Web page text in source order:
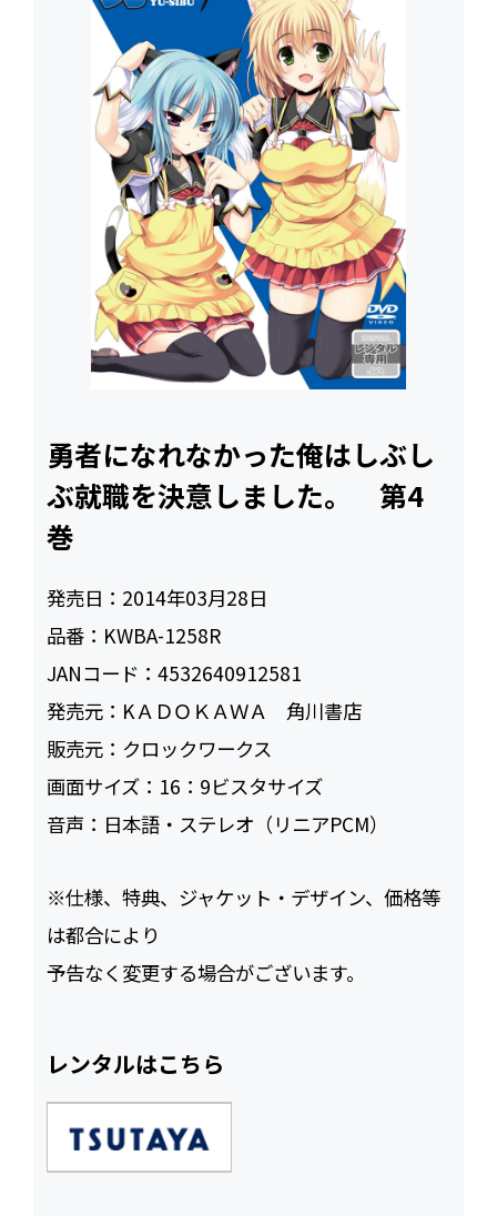
勇者になれなかった俺はしぶし
ぶ就職を決意しました。 第4
巻
発売日： 2014年03月28日
品番： KWBA-1258R
JANコード：4532640912581
発売元： KＡＤＯＫＡＷＡ 角川書店
販売元： クロックワークス
画面サイズ： 16：9ビスタサイズ
音声： 日本語・ステレオ（リニアPCM）
※仕様、特典、ジャケット・デザイン、価格等
は都合により
予告なく変更する場合がございます。
レンタルはこちら